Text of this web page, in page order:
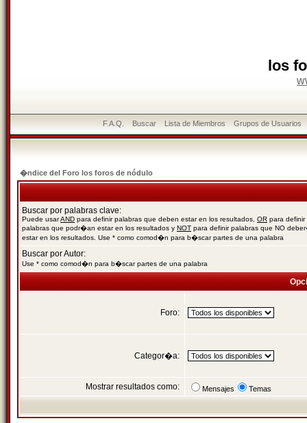
los
F.A.Q. Buscar Lista de Miembros Grupos de Usuarios
�ndice del Foro los foros de nódulo
Buscar por palabras clave:
Puede usarAND para definir palabras que deben estar en los resultados, OR para definir
palabras que podr�an estar en los resultados y NOT para definir palabras que NO
estar en los resultados. Use * como comod�n para b�scar partes de una palabra
Buscar por Autor:
Use * como comod�n para b�scar partes de una palabra
Foro:
Categor�a:
Mostrar resultados como: Mensajes Temas